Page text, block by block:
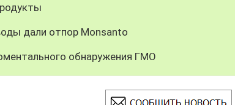
дали отпор Monsanto
обнаружения ГМО